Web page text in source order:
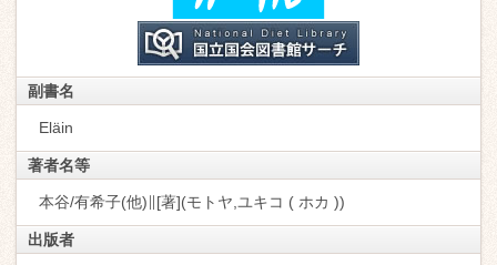
副書名
Eläin
著者名等
本谷/有希子(他)∥[著](モトヤ,ユキコ ( ホカ ))
出版者